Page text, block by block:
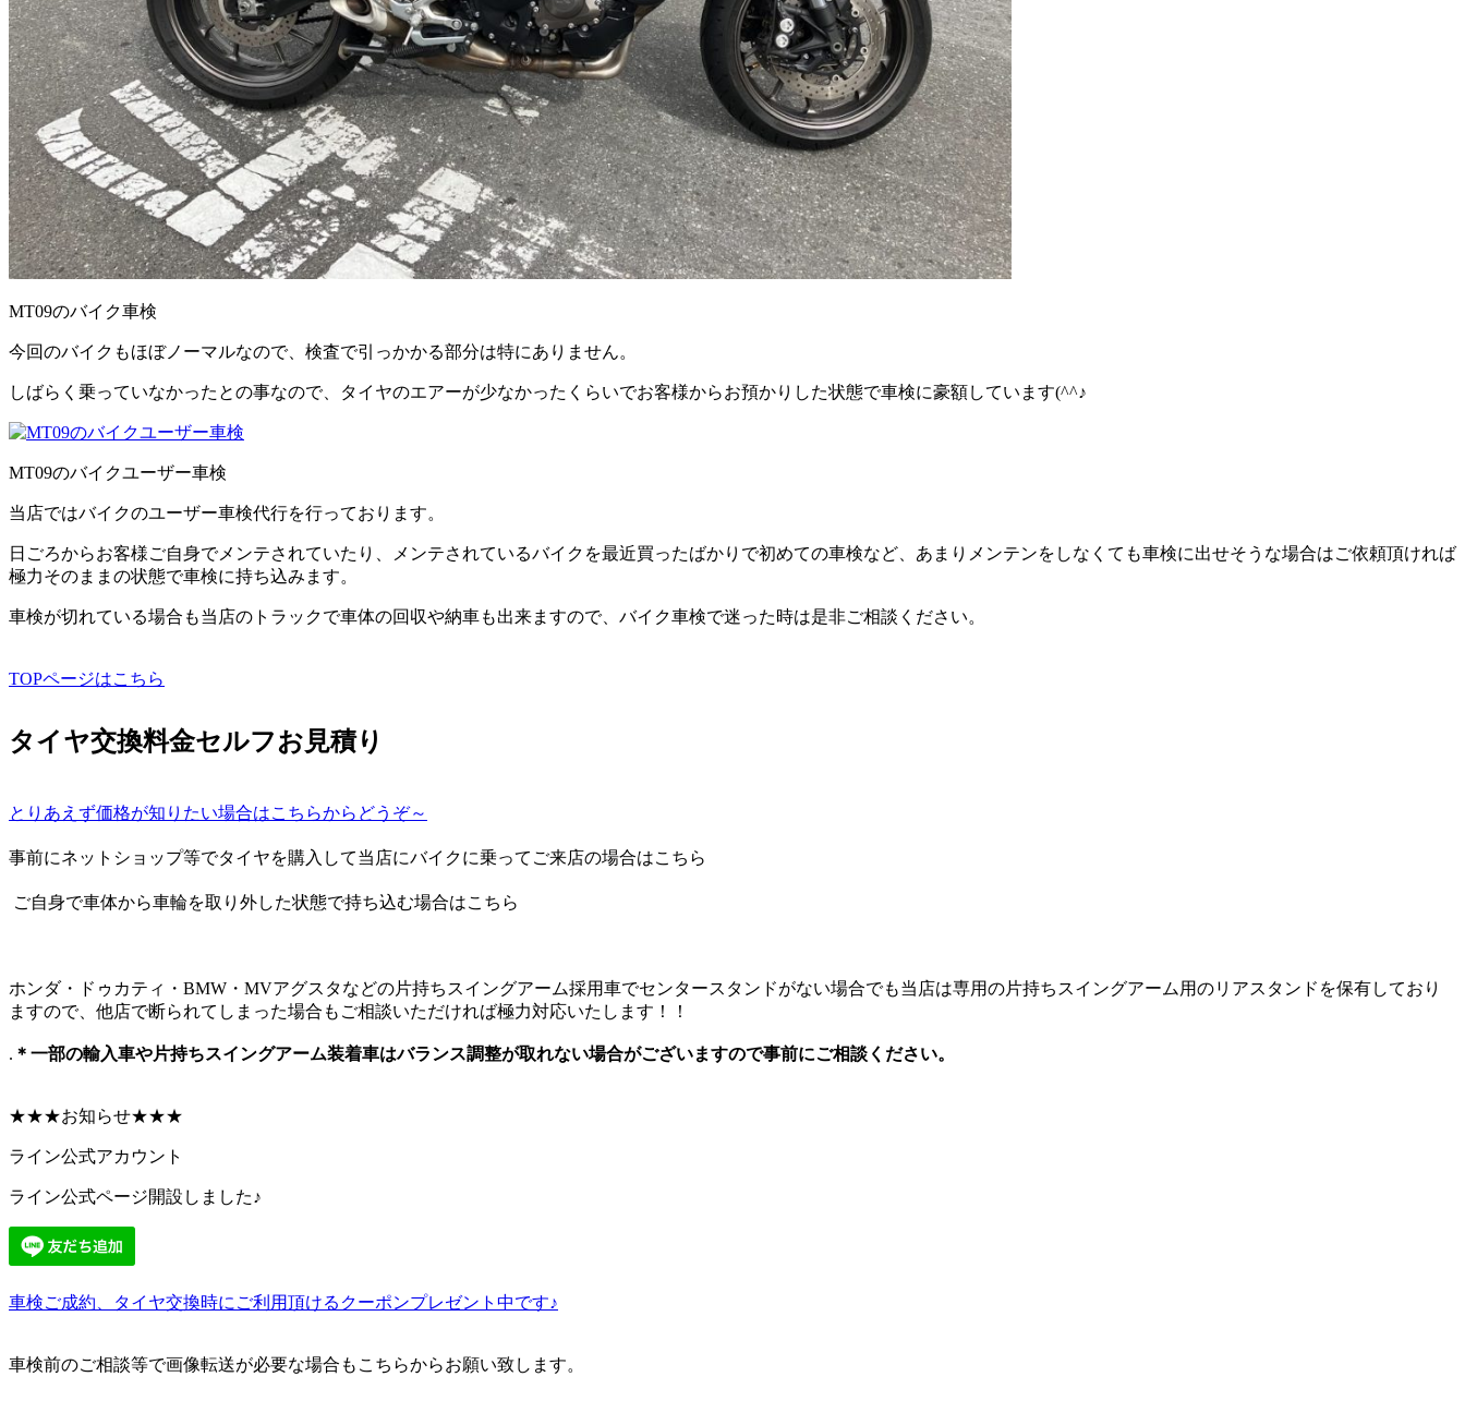
MT09のバイク車検
今回のバイクもほぼノーマルなので、検査で引っかかる部分は特にありません。
しばらく乗っていなかったとの事なので、タイヤのエアーが少なかったくらいでお客様からお預かりした状態で車検に豪額しています(^^♪
MT09のバイクユーザー車検
当店ではバイクのユーザー車検代行を行っております。
日ごろからお客様ご自身でメンテされていたり、メンテされているバイクを最近買ったばかりで初めての車検など、あまりメンテンをしなくても車検に出せそうな場合はご依頼頂ければ
極力そのままの状態で車検に持ち込みます。
車検が切れている場合も当店のトラックで車体の回収や納車も出来ますので、バイク車検で迷った時は是非ご相談ください。
TOPページはこちら
タイヤ交換料金セルフお見積り
とりあえず価格が知りたい場合はこちらからどうぞ～
事前にネットショップ等でタイヤを購入して当店にバイクに乗ってご来店の場合はこちら
ご自身で車体から車輪を取り外した状態で持ち込む場合はこちら
ホンダ・ドゥカティ・BMW・MVアグスタなどの片持ちスイングアーム採用車でセンタースタンドがない場合でも当店は専用の片持ちスイングアーム用のリアスタンドを保有しており
ますので、他店で断られてしまった場合もご相談いただければ極力対応いたします！！
. ＊一部の輸入車や片持ちスイングアーム装着車はバランス調整が取れない場合がございますので事前にご相談ください。
★★★お知らせ★★★
ライン公式アカウント
ライン公式ページ開設しました♪
車検ご成約、タイヤ交換時にご利用頂けるクーポンプレゼント中です♪
車検前のご相談等で画像転送が必要な場合もこちらからお願い致します。